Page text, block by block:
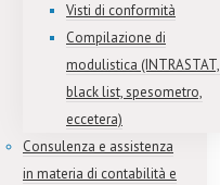
Visti di conformità
Compilazione di
modulistica (INTRASTAT,
black list, spesometro,
eccetera)
Consulenza e assistenza
in materia di contabilità e